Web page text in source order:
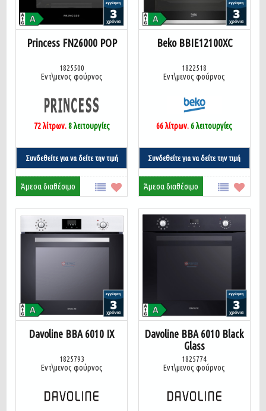
Princess FN26000 POP
1825500
Εντ\μενος φούρνος
72λίτρων.8λειτουργίες
Συνδεθείτε για να δείτε την τιμή
Άμεσα διαθέσιμο
Beko BBIE12100XC
1822518
Εντ\μενος φούρνος
66λίτρων. 6 λειτουργίες
Συνδεθείτε για να δείτε την τιμή
Άμεσα διαθέσιμο
Davoline BBA 6010 IX
1825793
Εντ\μενος φούρνος
Davoline BBA 6010 Black
Glass
1825774
Εντ\μενος φούρνος